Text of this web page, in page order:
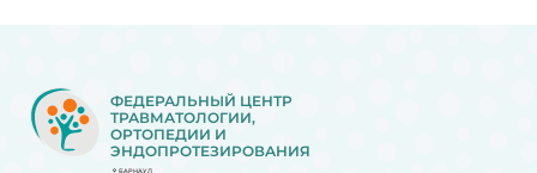
ФЕДЕРАЛЬНЫЙ ЦЕНТР
ТРАВМАТОЛОГИИ,
ОРТОПЕДИИ И
ЭНДОПРОТЕЗИРОВАНИЯ
БАРНАУЛ